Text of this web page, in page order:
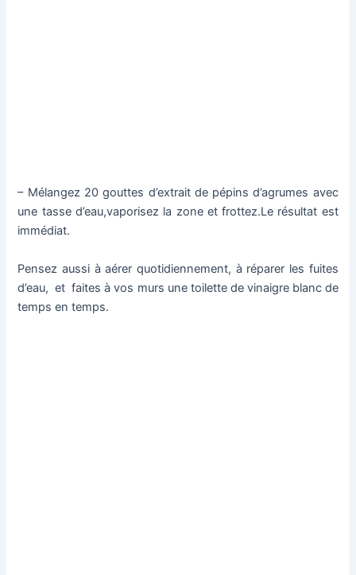
– Mélangez 20 gouttes d’extrait de pépins d’agrumes avec
une tasse d’eau,vaporisez la zone et frottez.Le résultat est
immédiat.
Pensez aussi à aérer quotidiennement, à réparer les fuites
d’eau, et faites à vos murs une toilette de vinaigre blanc de
temps en temps.